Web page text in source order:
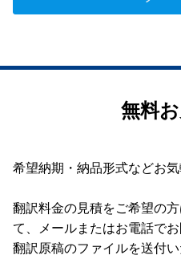
無料
希望納期・納品形式などお気
翻訳料金の見積をご希望の
て、メールまたはお電話でお
翻訳原稿のファイルを送付